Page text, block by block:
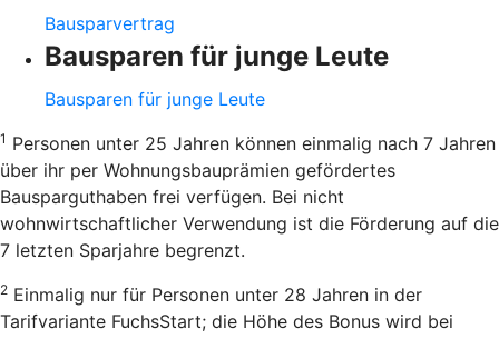
Bausparvertrag
Bausparen für junge Leute
Bausparen für junge Leute
1 Personen unter 25 Jahren können einmalig nach 7 Jahren
über ihr per Wohnungsbauprämien gefördertes
Bausparguthaben frei verfügen. Bei nicht
wohnwirtschaftlicher Verwendung ist die Förderung auf die
7 letzten Sparjahre begrenzt.
2 Einmalig nur für Personen unter 28 Jahren in der
Tarifvariante FuchsStart; die Höhe des Bonus wird bei